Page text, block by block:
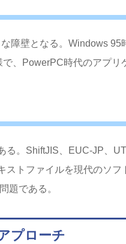
障壁となる。Windows
、PowerPC時代のアプ
る。ShiftJIS、EUC-JP、
トファイルを現代のソ
題である。
プローチ